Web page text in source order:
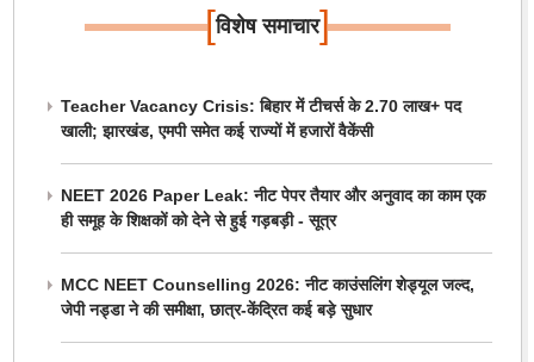
[विशेष समाचार]
Teacher Vacancy Crisis: बिहार में टीचर्स के 2.70 लाख+ पद
खाली; झारखंड, एमपी समेत कई राज्यों में हजारों वैकेंसी
NEET 2026 Paper Leak: नीट पेपर तैयार और अनुवाद का काम एक
ही समूह के शिक्षकों को देने से हुई गड़बड़ी - सूत्र
MCC NEET Counselling 2026: नीट काउंसलिंग शेड्यूल जल्द,
जेपी नड्डा ने की समीक्षा, छात्र-केंद्रित कई बड़े सुधार